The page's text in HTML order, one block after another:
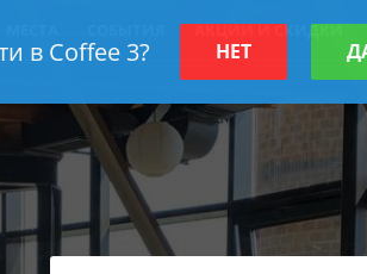
АКЦИИ И СКИДКИ
в Coffee 3? НЕТ